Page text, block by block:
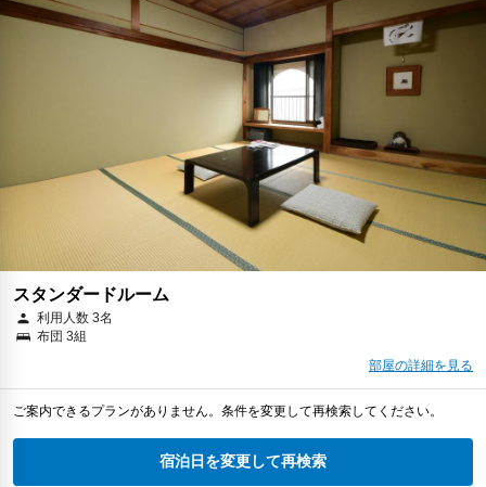
スタンダードルーム
利用人数 3名
布団 3組
部屋の詳細を見る
ご案内できるプランがありません。条件を変更して再検索してください。
宿泊日を変更して再検索